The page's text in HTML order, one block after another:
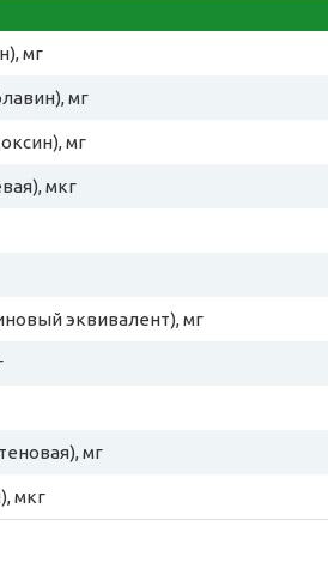
мг
мг
мг
мкг
эквивалент), мг
мг
мкг